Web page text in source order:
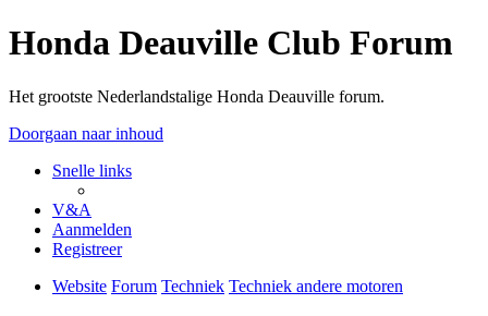
Honda Deauville Club Forum
Het grootste Nederlandstalige Honda Deauville forum.
Doorgaan naar inhoud
Snelle links
V&A
Aanmelden
Registreer
Website Forum Techniek Techniek andere motoren